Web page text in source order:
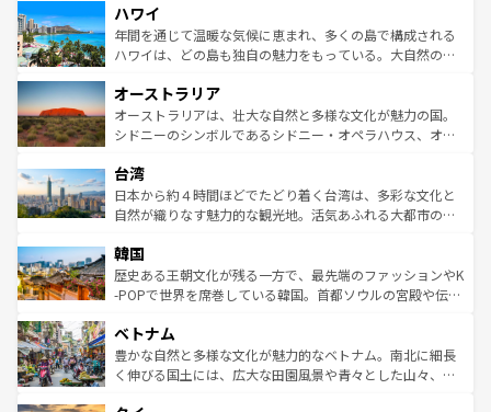
ば市内交通費無料で観光を楽しむこともできる。 なお、新
着のスイス情報はコンテンツ一覧 を参照してほしい。
のような巨大都市は、観光、ショッピング、エンターテイ
ンメントが詰まった刺激的なスポットだ。一方、アメリカ
西部には大自然が広がり、グランドキャニオンやイエロー
部のニューオーリンズでは、音楽と美食が融合した独特の
文化が魅力。旅行者はアメリカの各地域で異なる魅力を楽
しみながら、その多様性と豊かな歴史を感じることができ
ならではの贅沢な旅のスタイルだ。 なお、新着のアメリカ
情報はコンテンツ一覧を参照してほしい。
ハワイ
年間を通じて温暖な気候に恵まれ、多くの島で構成される
ハワイは、どの島も独自の魅力をもっている。大自然の神
ワイ島は見逃せない。また、定番の観光地といえばオアフ
島だが、静かな自然を求めるならマウイ島やカウアイ島が
おすすめ。エメラルドグリーンに輝く海をはじめ、豊かな
れるおもてなしの心で訪れる人々を迎えてくれるハワイの
人々、おいしいローカルフードやハワイアンミュージッ
ク、伝統的なフラダンスなど、すべてがハワイの魅力を彩
ワイを、存分に味わってほしい。 なお、新着のハワイ情報
はコンテンツ一覧を参照してほしい。
オーストラリア
オーストラリアは、壮大な自然と多様な文化が魅力の国。
シドニーのシンボルであるシドニー・オペラハウス、オー
リアリーフや大陸中央部にそびえるウルル（エアーズロッ
ク）、タスマニアの美しい原生林やケアンズの熱帯雨林な
ど、見どころがたくさん。また、カフェやワイン、オージ
いる。アクティビティも充実しており、サーフィンやダイ
ビング、ハイキングなど、アウトドア好きにはたまらな
い。オーストラリアの多彩な魅力を存分に味わいつくそ
参照してほしい。
台湾
日本から約４時間ほどでたどり着く台湾は、多彩な文化と
自然が織りなす魅力的な観光地。活気あふれる大都市の台
ン）、静ひつな山岳地帯である台湾東部など、都市の喧騒
と山間の静けさが共存しており、訪れる人に新しい発見と
驚きをもたらしてくれる。また、奥深い台湾の食文化も魅
容にもいいと評判のスイーツなど、バラエティ豊かな料理
が味わえる。 なお、新着の台湾情報は コンテンツ一覧を参
照してほしい。
韓国
歴史ある王朝文化が残る一方で、最先端のファッションやK
-POPで世界を席巻している韓国。首都ソウルの宮殿や伝統
き、地方に足を延ばせば四季折々の自然美を楽しむことが
できる。そして、キムチや焼肉、絶品のストリートフード
まで、さまざまな韓国料理が待っている。夜には、韓国な
ベトナム
豊かな自然と多様な文化が魅力的なベトナム。南北に細長
く伸びる国土には、広大な田園風景や青々とした山々、世